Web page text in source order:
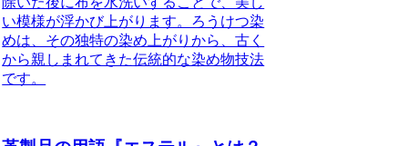
い模様が浮かび上がります。ろうけつ染
めは、その独特の染め上がりから、古く
から親しまれてきた伝統的な染め物技法
です。